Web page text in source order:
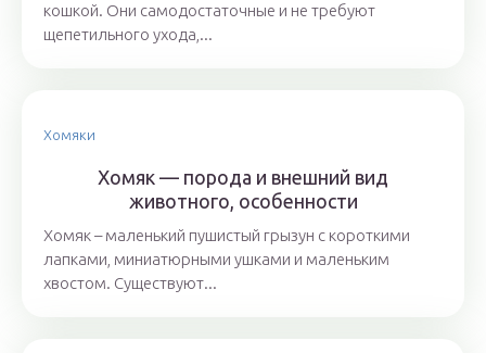
кошкой. Они самодостаточные и не требуют
щепетильного ухода,...
Хомяки
Хомяк — порода и внешний вид
животного, особенности
Хомяк – маленький пушистый грызун с короткими
лапками, миниатюрными ушками и маленьким
хвостом. Существуют...